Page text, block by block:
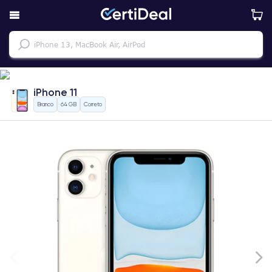
iPhone 11
Branco 64 GB Correto